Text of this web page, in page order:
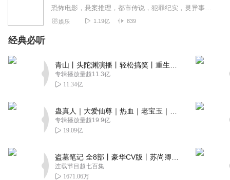
恐怖电影，悬案推理，都市传说，犯罪纪实，灵异事件，自然灾难，未解之谜。＞＞点击加入西米团，从一桩桩奇闻异录中，窥探人性的善恶。这里没有刻意的语气渲染，也没有凭空...
娱乐 1.19亿 839
经典必听
专辑播放量超11.3亿
11.34亿
专辑播放量超19.9亿
19.09亿
连载节目超七百集
1671.06万